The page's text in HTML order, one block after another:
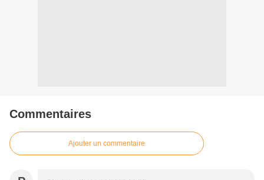
Commentaires
Ajouter un commentaire